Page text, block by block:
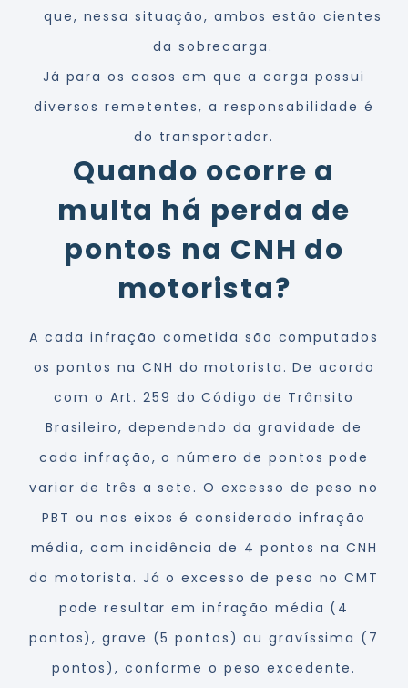
que, nessa situação, ambos estão cientes
da sobrecarga.
Já para os casos em que a carga possui
diversos remetentes, a responsabilidade é
do transportador.
Quando ocorre a
multa há perda de
pontos na CNH do
motorista?
A cada infração cometida são computados
os pontos na CNH do motorista. De acordo
com o Art. 259 do Código de Trânsito
Brasileiro, dependendo da gravidade de
cada infração, o número de pontos pode
variar de três a sete. O excesso de peso no
PBT ou nos eixos é considerado infração
média, com incidência de 4 pontos na CNH
do motorista. Já o excesso de peso no CMT
pode resultar em infração média (4
pontos), grave (5 pontos) ou gravíssima (7
pontos), conforme o peso excedente.